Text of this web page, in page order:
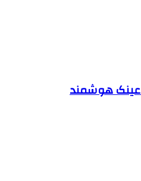
عینک هوشمند